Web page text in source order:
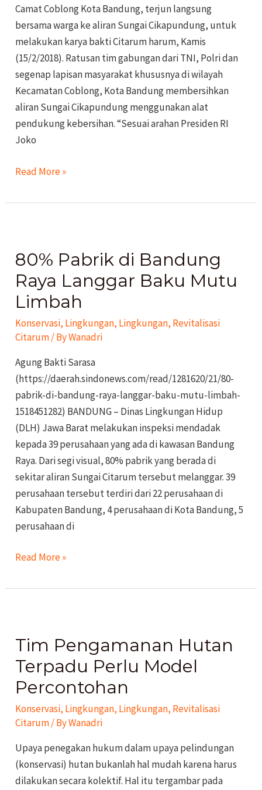
Camat Coblong Kota Bandung, terjun langsung
bersama warga ke aliran Sungai Cikapundung, untuk
melakukan karya bakti Citarum harum, Kamis
(15/2/2018). Ratusan tim gabungan dari TNI, Polri dan
segenap lapisan masyarakat khususnya di wilayah
Kecamatan Coblong, Kota Bandung membersihkan
aliran Sungai Cikapundung menggunakan alat
pendukung kebersihan. “Sesuai arahan Presiden RI
Joko
Read More »
80% Pabrik di Bandung
Raya Langgar Baku Mutu
Limbah
Konservasi, Lingkungan, Lingkungan, Revitalisasi
Citarum/ ByWanadri
Agung Bakti Sarasa
(https://daerah.sindonews.com/read/1281620/21/80-
pabrik-di-bandung-raya-langgar-baku-mutu-limbah-
1518451282) BANDUNG – Dinas Lingkungan Hidup
(DLH) Jawa Barat melakukan inspeksi mendadak
kepada 39 perusahaan yang ada di kawasan Bandung
Raya. Dari segi visual, 80% pabrik yang berada di
sekitar aliran Sungai Citarum tersebut melanggar. 39
perusahaan tersebut terdiri dari 22 perusahaan di
Kabupaten Bandung, 4 perusahaan di Kota Bandung, 5
perusahaan di
di
Bandung
Raya
Langgar
Baku
Mutu
Limbah
Read More »
Tim Pengamanan Hutan
Terpadu Perlu Model
Percontohan
Konservasi, Lingkungan, Lingkungan, Revitalisasi
Citarum/ ByWanadri
Upaya penegakan hukum dalam upaya pelindungan
(konservasi) hutan bukanlah hal mudah karena harus
dilakukan secara kolektif. Hal itu tergambar pada
Hutan
Terpadu
Model
Percontohan